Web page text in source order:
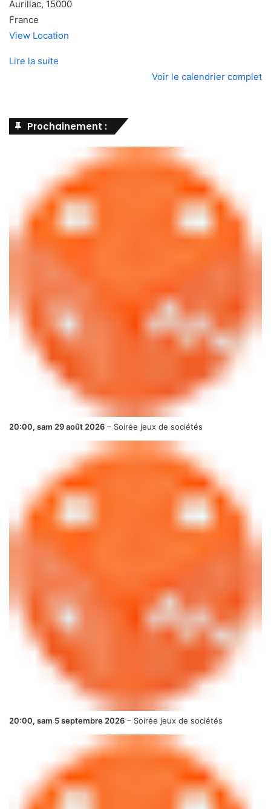
Aurillac, 15000
France
View Location
Lire la suite
Voir le calendrier complet
Prochainement :
20:00, sam 29 août 2026 – Soirée jeux de sociétés
20:00, sam 5 septembre 2026 – Soirée jeux de sociétés